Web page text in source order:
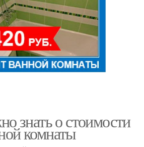
знать о стоимости
комнаты